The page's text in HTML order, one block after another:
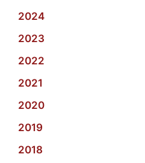
2024
2023
2022
2021
2020
2019
2018